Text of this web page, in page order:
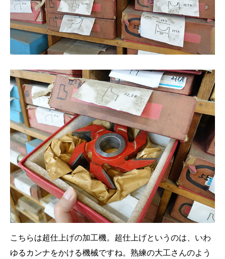
こちらは超仕上げの加工機。超仕上げというのは、いわ
ゆるカンナをかける機械ですね。熟練の大工さんのよう